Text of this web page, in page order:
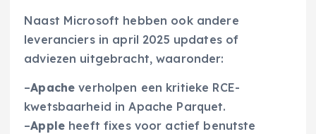
Naast Microsoft hebben ook andere
leveranciers in april 2025 updates of
adviezen uitgebracht, waaronder:
–Apacheverholpen een kritieke RCE-
kwetsbaarheid in Apache Parquet.
–Appleheeft fixes voor actief benutste